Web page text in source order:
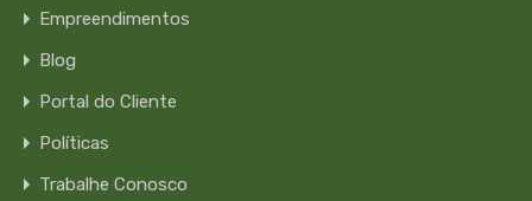
Empreendimentos
Blog
Portal do Cliente
Políticas
Trabalhe Conosco